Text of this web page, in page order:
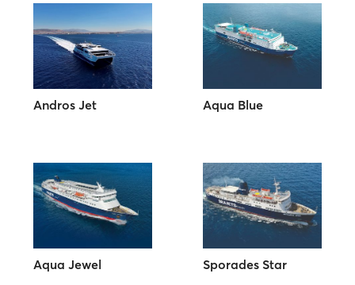
Andros Jet Aqua Blue
Aqua Jewel Sporades Star